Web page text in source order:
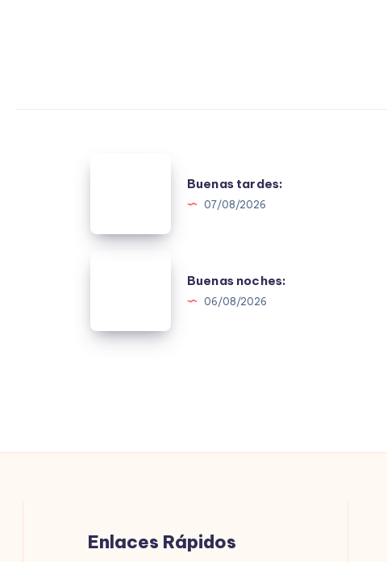
Buenas tardes:
07/08/2026
Buenas noches:
06/08/2026
Enlaces Rápidos